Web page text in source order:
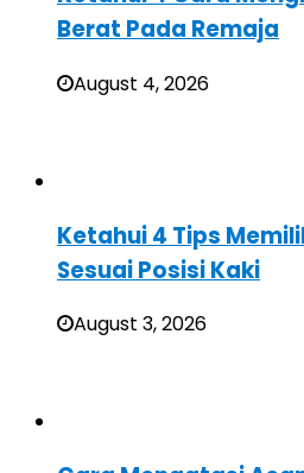
Berat Pada Remaja
August 4, 2026
Ketahui 4 Tips
Sesuai Posisi Kaki
August 3, 2026